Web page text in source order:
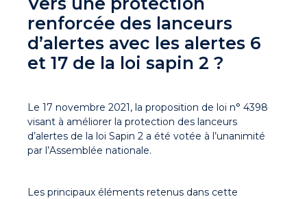
renforcée des lanceurs
d’alertes avec les alertes 6
et 17 de la loi sapin 2 ?
Le 17 novembre 2021, la proposition de loi n° 4398
visant à améliorer la protection des lanceurs
d’alertes de la loi Sapin 2 a été votée à l’unanimité
par l’Assemblée nationale.
Les principaux éléments retenus dans cette